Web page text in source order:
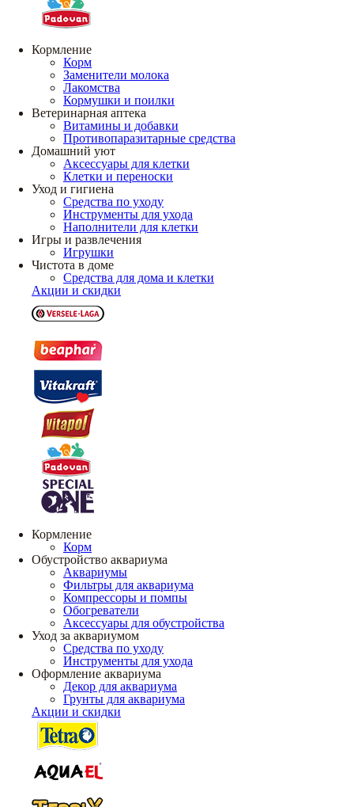
Кормление
Корм
Заменители молока
Лакомства
Кормушки и поилки
Ветеринарная аптека
Витамины и добавки
Противопаразитарные средства
Домашний уют
Аксессуары для клетки
Клетки и переноски
Уход и гигиена
Средства по уходу
Инструменты для ухода
Наполнители для клетки
Игры и развлечения
Игрушки
Чистота в доме
Средства для дома и клетки
Акции и скидки
Кормление
Корм
Обустройство аквариума
Аквариумы
Фильтры для аквариума
Компрессоры и помпы
Обогреватели
Аксессуары для обустройства
Уход за аквариумом
Средства по уходу
Инструменты для ухода
Оформление аквариума
Декор для аквариума
Грунты для аквариума
Акции и скидки